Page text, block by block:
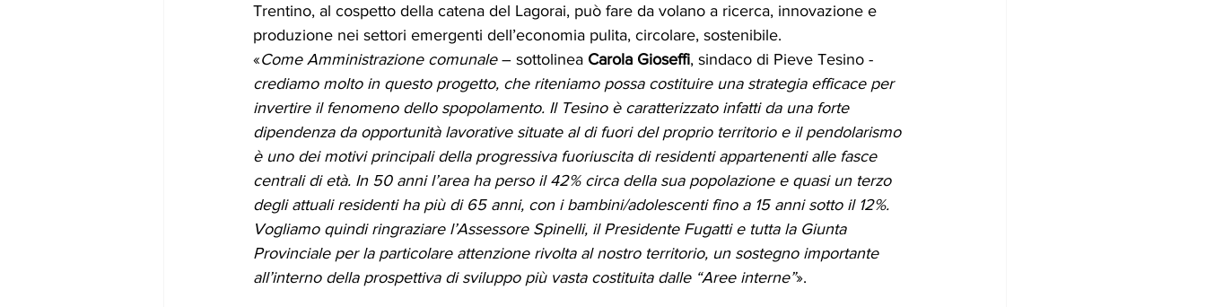
Trentino, al cospetto della catena del Lagorai, può fare da volano a ricerca, innovazione e
produzione nei settori emergenti dell’economia pulita, circolare, sostenibile.
«Come Amministrazione comunale – sottolinea Carola Gioseffi, sindaco di Pieve Tesino -
crediamo molto in questo progetto, che riteniamo possa costituire una strategia efficace per
invertire il fenomeno dello spopolamento. Il Tesino è caratterizzato infatti da una forte
dipendenza da opportunità lavorative situate al di fuori del proprio territorio e il pendolarismo
è uno dei motivi principali della progressiva fuoriuscita di residenti appartenenti alle fasce
centrali di età. In 50 anni l’area ha perso il 42% circa della sua popolazione e quasi un terzo
degli attuali residenti ha più di 65 anni, con i bambini/adolescenti fino a 15 anni sotto il 12%.
Vogliamo quindi ringraziare l’Assessore Spinelli, il Presidente Fugatti e tutta la Giunta
Provinciale per la particolare attenzione rivolta al nostro territorio, un sostegno importante
all’interno della prospettiva di sviluppo più vasta costituita dalle “Aree interne”».